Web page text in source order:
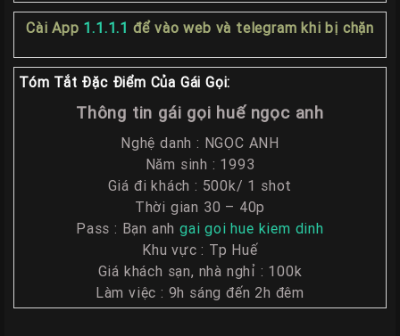
CHECKER
HUẾ
Liên
Hệ
Cài App 1.1.1.1 để vào web và telegram khi bị chặn
Tóm Tắt Đặc Điểm Của Gái Gọi:
Thông tin gái gọi huế ngọc anh
Nghệ danh : NGỌC ANH
Năm sinh : 1993
Giá đi khách : 500k/ 1 shot
Thời gian 30 – 40p
Pass : Bạn anhgai goi hue kiem dinh
Khu vực : Tp Huế
Giá khách sạn, nhà nghỉ : 100k
Làm việc : 9h sáng đến 2h đêm